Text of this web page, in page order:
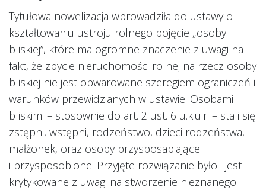
Tytułowa nowelizacja wprowadziła do ustawy o
kształtowaniu ustroju rolnego pojęcie „osoby
bliskiej”, które ma ogromne znaczenie z uwagi na
fakt, że zbycie nieruchomości rolnej na rzecz osoby
bliskiej nie jest obwarowane szeregiem ograniczeń i
warunków przewidzianych w ustawie. Osobami
bliskimi – stosownie do art. 2 ust. 6 u.k.u.r. – stali się
zstępni, wstępni, rodzeństwo, dzieci rodzeństwa,
małżonek, oraz osoby przysposabiające
i przysposobione. Przyjęte rozwiązanie było i jest
krytykowane z uwagi na stworzenie nieznanego